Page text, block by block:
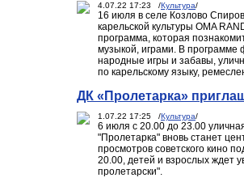
4.07.22 17:23 /Культура/
16 июля в селе Козлово
карельской культуры OMA
программа, которая
музыкой, играми. В
народные игры и забавы,
по карельскому языку,
ДК «Пролетарка»
1.07.22 17:25 /Культура/
6 июля с 20.00 до 23.00
"Пролетарка" вновь станет
просмотров советского кино
20.00, детей и взрослых ждет
пролетарски".